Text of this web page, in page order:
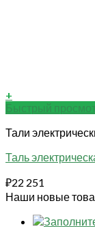
+
Быстрый
Тали
Таль
₽22 251
Наши новые